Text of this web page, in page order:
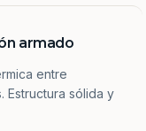
armado
entre
Estructura sólida y